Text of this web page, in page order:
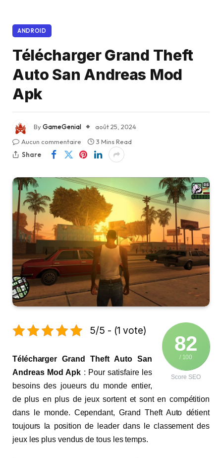
ANDROID
Télécharger Grand Theft
Auto San Andreas Mod
Apk
ByGameGenial
août 25, 2024
Aucun commentaire
3 Mins Read
Share
82
/ 100
Score SEO
5/5 - (1 vote)
Télécharger Grand Theft Auto San
Andreas Mod Apk : Pour satisfaire les
besoins des joueurs du monde entier,
de plus en plus de jeux sortent et sont en compétition
dans le monde. Cependant, Grand Theft Auto détient
toujours la position de leader dans le classement des
jeux les plus vendus de tous les temps.